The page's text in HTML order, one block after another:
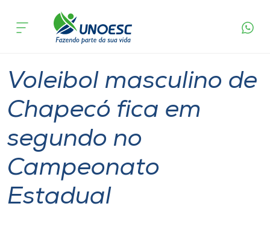
Cursos
Pesquisa
Atendimento ao Estudante
Portal de Ensino
acontece
Graduação
Voleibol masculino de
Chapecó fica em
segundo no
Campeonato
Estadual